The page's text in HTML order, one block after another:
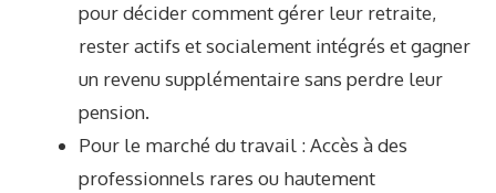
pour décider comment gérer leur retraite,
rester actifs et socialement intégrés et gagner
un revenu supplémentaire sans perdre leur
pension.
Pour le marché du travail : Accès à des
professionnels rares ou hautement